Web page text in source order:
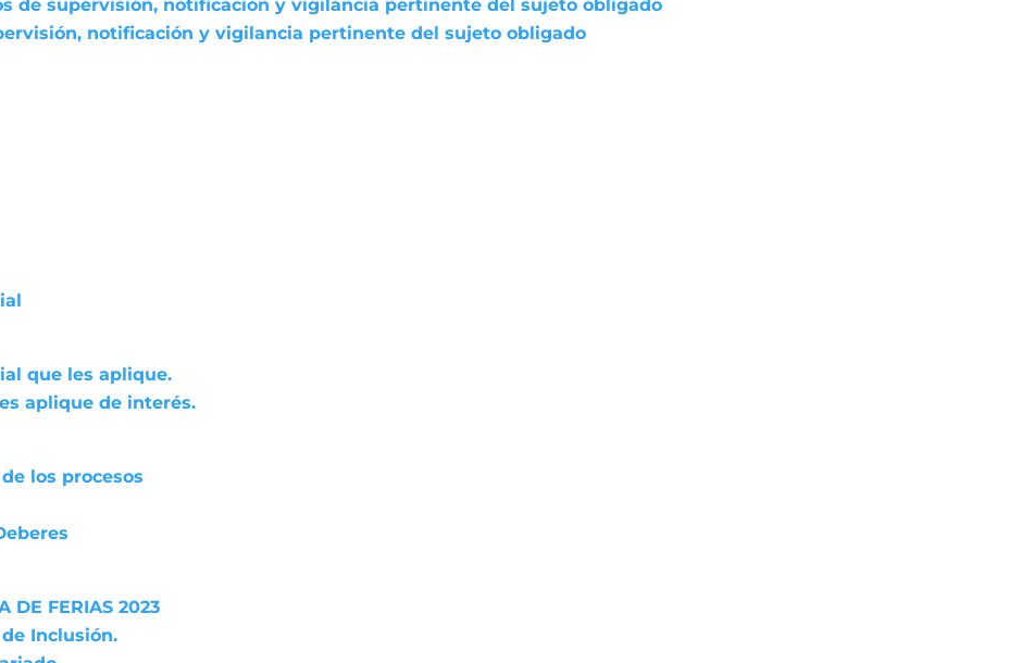
de supervisión, notificación y vigilancia pertinente del sujeto obligado
notificación y vigilancia pertinente del sujeto obligado
que les aplique.
aplique de interés.
los procesos
DE FERIAS 2023
Inclusión.